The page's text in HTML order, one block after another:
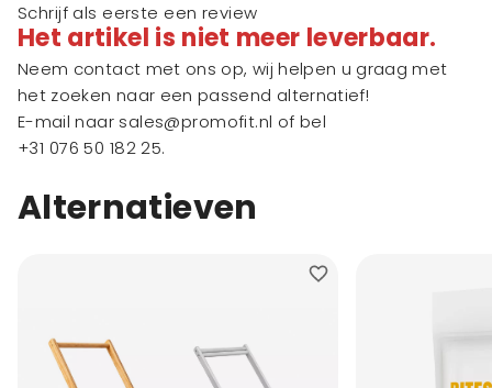
Schrijf als eerste een review
Het artikel is niet meer leverbaar.
Neem contact met ons op, wij helpen u graag met
het zoeken naar een passend alternatief!
E-mail naar sales@promofit.nl of bel
+31 076 50 182 25.
Alternatieven